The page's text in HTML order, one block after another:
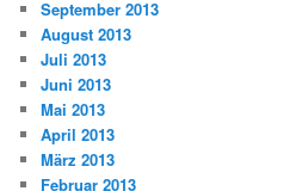
September 2013
August 2013
Juli 2013
Juni 2013
Mai 2013
April 2013
März 2013
Februar 2013